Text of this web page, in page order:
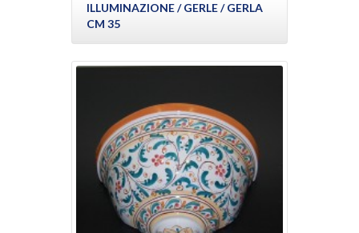
ILLUMINAZIONE/ GERLE / GERLA
CM 35